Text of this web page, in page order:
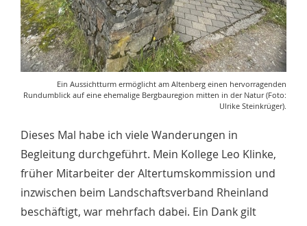
Ein Aussichtturm ermöglicht am Altenberg einen hervorragenden
Rundumblick auf eine ehemalige Bergbauregion mitten in der Natur (Foto:
Ulrike Steinkrüger).
Dieses Mal habe ich viele Wanderungen in
Begleitung durchgeführt. Mein Kollege Leo Klinke,
früher Mitarbeiter der Altertumskommission und
inzwischen beim Landschaftsverband Rheinland
beschäftigt, war mehrfach dabei. Ein Dank gilt